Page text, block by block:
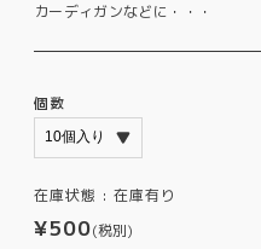
カーディガンなどに・・・
個数
在庫状態 :在庫有り
¥500(税別)